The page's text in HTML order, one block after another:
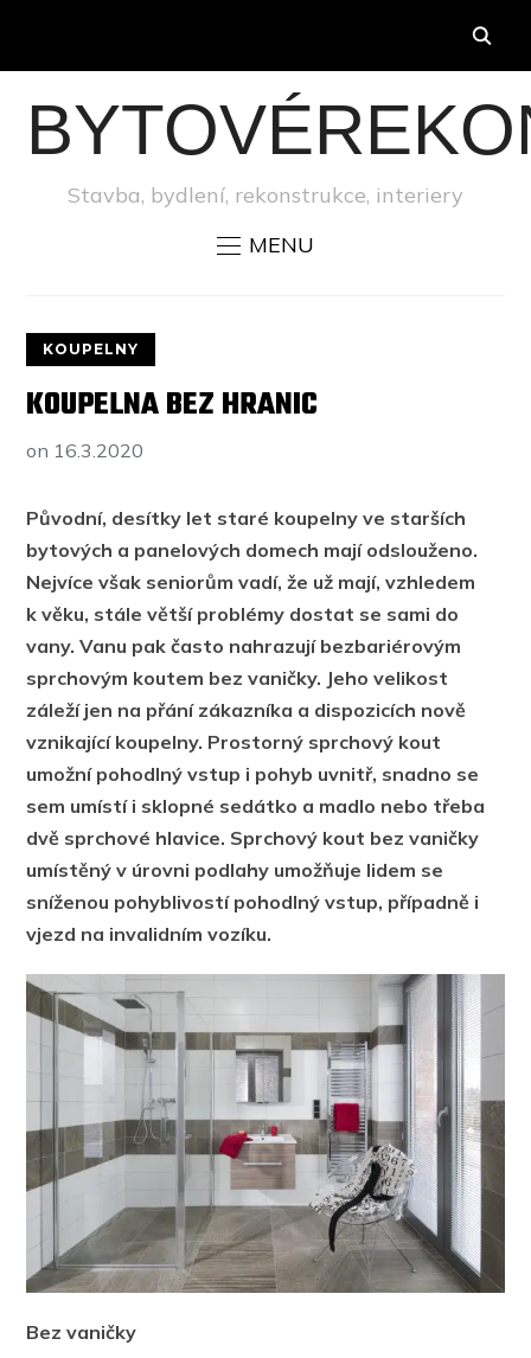
Stavba, bydlení, rekonstrukce, interiery
MENU
KOUPELNY
KOUPELNA BEZ HRANIC
on 16.3.2020
Původní, desítky let staré koupelny ve starších
bytových a panelových domech mají odslouženo.
Nejvíce však seniorům vadí, že už mají, vzhledem
k věku, stále větší problémy dostat se sami do
vany. Vanu pak často nahrazují bezbariérovým
sprchovým koutem bez vaničky. Jeho velikost
záleží jen na přání zákazníka a dispozicích nově
vznikající koupelny. Prostorný sprchový kout
umožní pohodlný vstup i pohyb uvnitř, snadno se
sem umístí i sklopné sedátko a madlo nebo třeba
dvě sprchové hlavice. Sprchový kout bez vaničky
umístěný v úrovni podlahy umožňuje lidem se
sníženou pohyblivostí pohodlný vstup, případně i
vjezd na invalidním vozíku.
Bez vaničky